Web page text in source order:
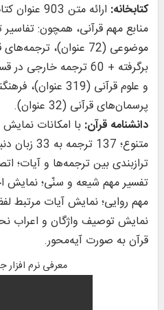
کتابخانه:
برگرفته + 60 ترجمه
پرسمان‌های قرآنی (32 عنوان).
دانشنامه قرآن: با امکانات
متنوع؛ 137
تفسیر مهم شیعه و سنّی؛ نمایش
مهم روایی؛ نمایش آیات مرتبط
نمایش توصیف واژگان و اعراب
قرآن به صورت آیه‌محور.
معرفی نرم افزار